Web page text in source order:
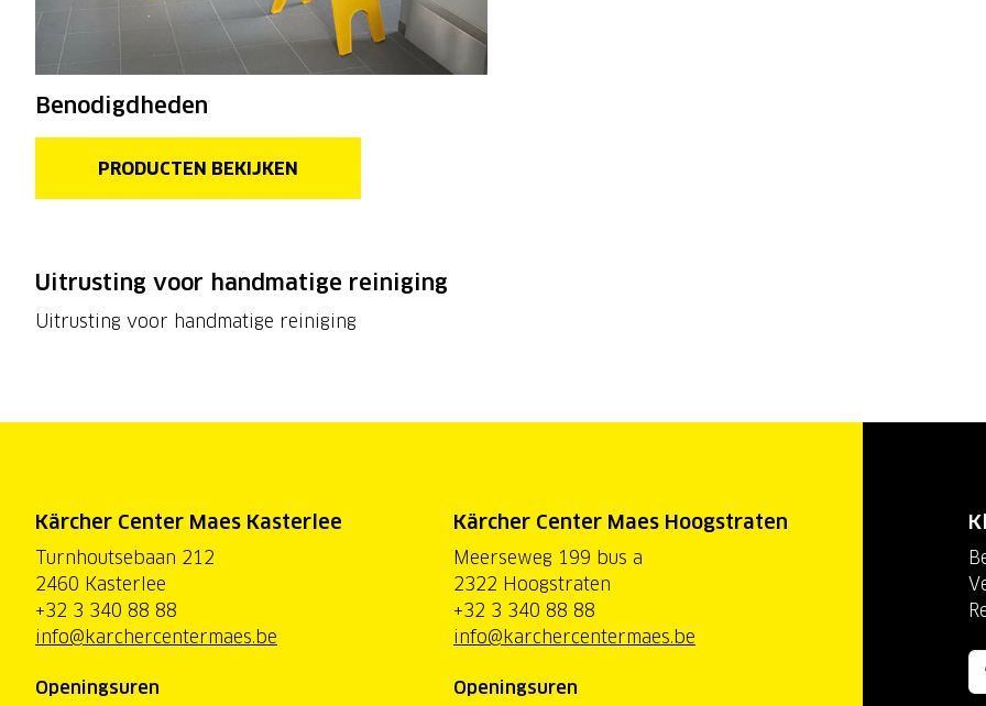
Benodigdheden
PRODUCTEN BEKIJKEN
Uitrusting voor handmatige reiniging
Uitrusting voor handmatige reiniging
Kärcher Center Maes Kasterlee
Turnhoutsebaan 212
2460 Kasterlee
+32 3 340 88 88
info@karchercentermaes.be
Openingsuren
Kärcher Center Maes Hoogstraten
Meerseweg 199 bus a
2322 Hoogstraten
+32 3 340 88 88
info@karchercentermaes.be
Openingsuren